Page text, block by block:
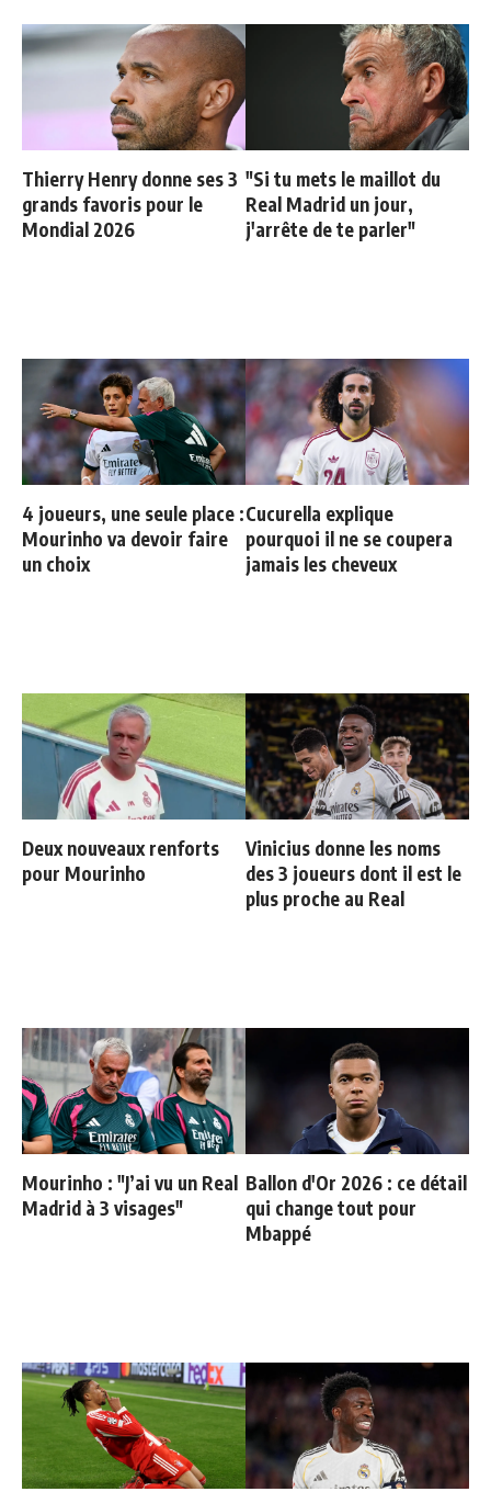
Thierry Henry donne ses 3
grands favoris pour le
Mondial 2026
"Si tu mets le maillot du
Real Madrid un jour,
j'arrête de te parler"
4 joueurs, une seule place :
Mourinho va devoir faire
un choix
Cucurella explique
pourquoi il ne se coupera
jamais les cheveux
Deux nouveaux renforts
pour Mourinho
Vinicius donne les noms
des 3 joueurs dont il est le
plus proche au Real
Mourinho : "J’ai vu un Real
Madrid à 3 visages"
Ballon d'Or 2026 : ce détail
qui change tout pour
Mbappé